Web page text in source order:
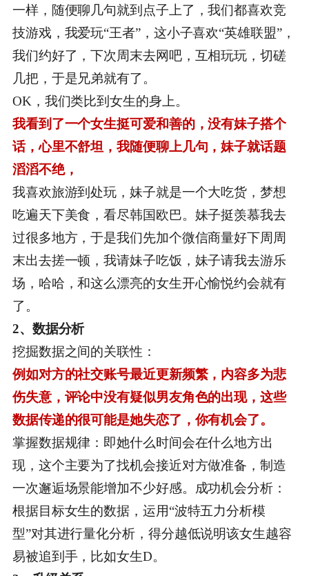
一样，随便聊几句就到点子上了，我们都喜欢竞
技游戏，我爱玩“王者”，这小子喜欢“英雄联盟”，
我们约好了，下次周末去网吧，互相玩玩，切磋
几把，于是兄弟就有了。
OK，我们类比到女生的身上。
我看到了一个女生挺可爱和善的，没有妹子搭个
话，心里不舒坦，我随便聊上几句，妹子就话题
滔滔不绝，
我喜欢旅游到处玩，妹子就是一个大吃货，梦想
吃遍天下美食，看尽韩国欧巴。妹子挺羡慕我去
过很多地方，于是我们先加个微信商量好下周周
末出去搓一顿，我请妹子吃饭，妹子请我去游乐
场，哈哈，和这么漂亮的女生开心愉悦约会就有
了。
2、数据分析
挖掘数据之间的关联性：
例如对方的社交账号最近更新频繁，内容多为悲
伤失意，评论中没有疑似男友角色的出现，这些
数据传递的很可能是她失恋了，你有机会了。
掌握数据规律：即她什么时间会在什么地方出
现，这个主要为了找机会接近对方做准备，制造
一次邂逅场景能增加不少好感。成功机会分析：
根据目标女生的数据，运用“波特五力分析模
型”对其进行量化分析，得分越低说明该女生越容
易被追到手，比如女生D。